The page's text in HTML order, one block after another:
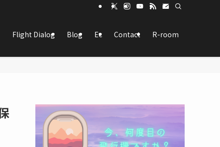
Flight Dialog Blog Ec Contact R-room